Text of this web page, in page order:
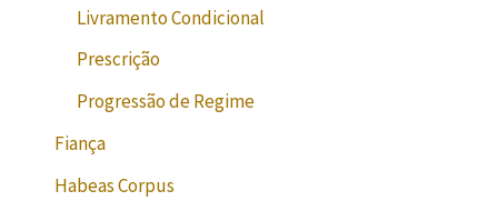
Livramento Condicional
Prescrição
Progressão de Regime
Fiança
Habeas Corpus